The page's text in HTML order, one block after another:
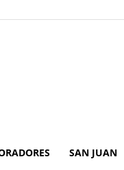
SAN JUAN